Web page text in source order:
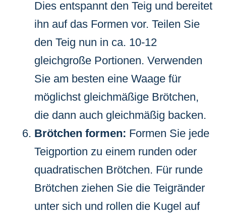
Dies entspannt den Teig und bereitet
ihn auf das Formen vor. Teilen Sie
den Teig nun in ca. 10-12
gleichgroße Portionen. Verwenden
Sie am besten eine Waage für
möglichst gleichmäßige Brötchen,
die dann auch gleichmäßig backen.
Brötchen formen: Formen Sie jede
Teigportion zu einem runden oder
quadratischen Brötchen. Für runde
Brötchen ziehen Sie die Teigränder
unter sich und rollen die Kugel auf